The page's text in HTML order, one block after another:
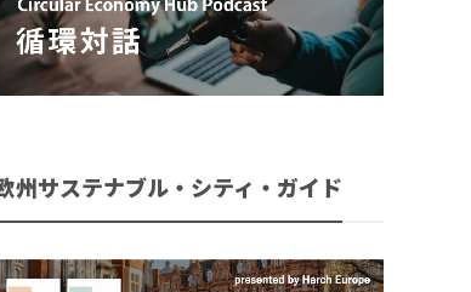
州サステナブル・シティ・ガイド